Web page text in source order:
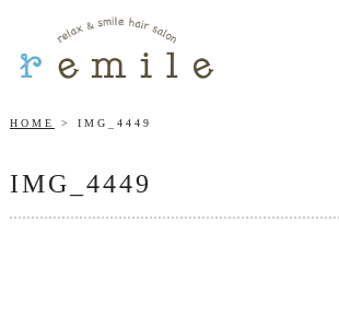
HOME IMG_4449
IMG_4449